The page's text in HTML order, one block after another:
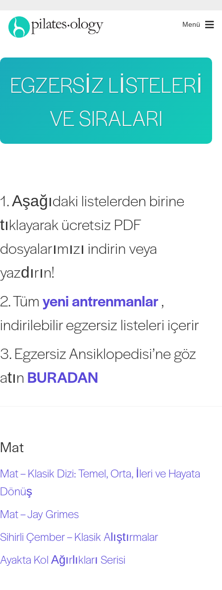
Menü
EGZERSİZ LİSTELERİ
VE SIRALARI
1. Aşağıdaki listelerden birine
tıklayarak ücretsiz PDF
dosyalarımızı indirin veya
yazdırın!
2. Tümyeni antrenmanlar,
indirilebilir egzersiz listeleri içerir
3. Egzersiz Ansiklopedisi’ne göz
atınBURADAN
Mat
Mat – Klasik Dizi: Temel, Orta, İleri ve Hayata
Dönüş
Mat – Jay Grimes
Sihirli Çember – Klasik Alıştırmalar
Ayakta Kol Ağırlıkları Serisi